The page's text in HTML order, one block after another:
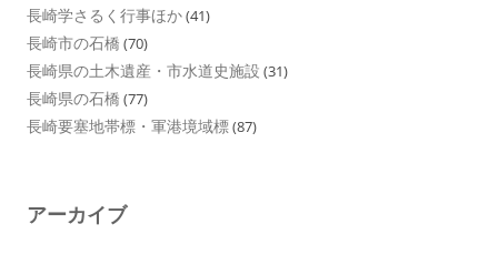
長崎学さるく行事ほか(41)
長崎市の石橋 (70)
長崎県の土木遺産・市水道史施設 (31)
長崎県の石橋 (77)
長崎要塞地帯標・軍港境域標(87)
アーカイブ